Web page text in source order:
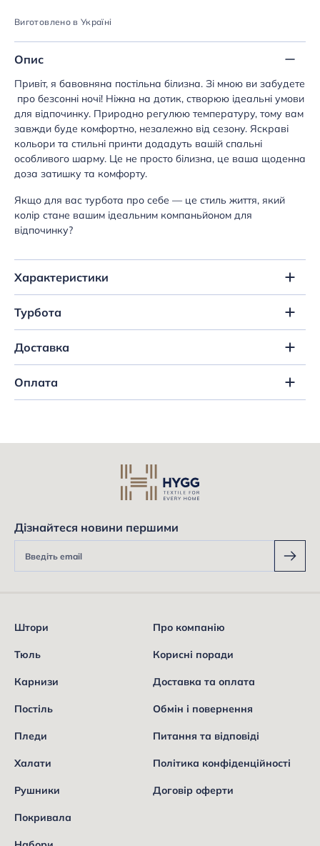
Виготовлено в Україні
Опис
Привіт, я бавовняна постільна білизна. Зі мною ви забудете
про безсонні ночі! Ніжна на дотик, створюю ідеальні умови
для відпочинку. Природно регулюю температуру, тому вам
завжди буде комфортно, незалежно від сезону. Яскраві
кольори та стильні принти додадуть вашій спальні
особливого шарму. Це не просто білизна, це ваша щоденна
доза затишку та комфорту.
Якщо для вас турбота про себе — це стиль життя, який
колір стане вашим ідеальним компаньйоном для
відпочинку?
Характеристики
Турбота
Доставка
Оплата
Дізнайтеся новини першими
Штори
Тюль
Карнизи
Постіль
Пледи
Халати
Рушники
Покривала
Про компанію
Корисні поради
Доставка та оплата
Обмін і повернення
Питання та відповіді
Політика конфіденційності
Договір оферти